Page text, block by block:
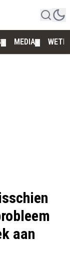
MEDIA
aan